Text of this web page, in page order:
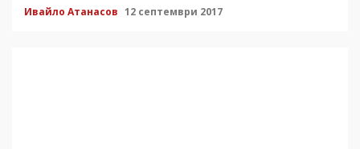
Ивайло Атанасов 12 септември 2017